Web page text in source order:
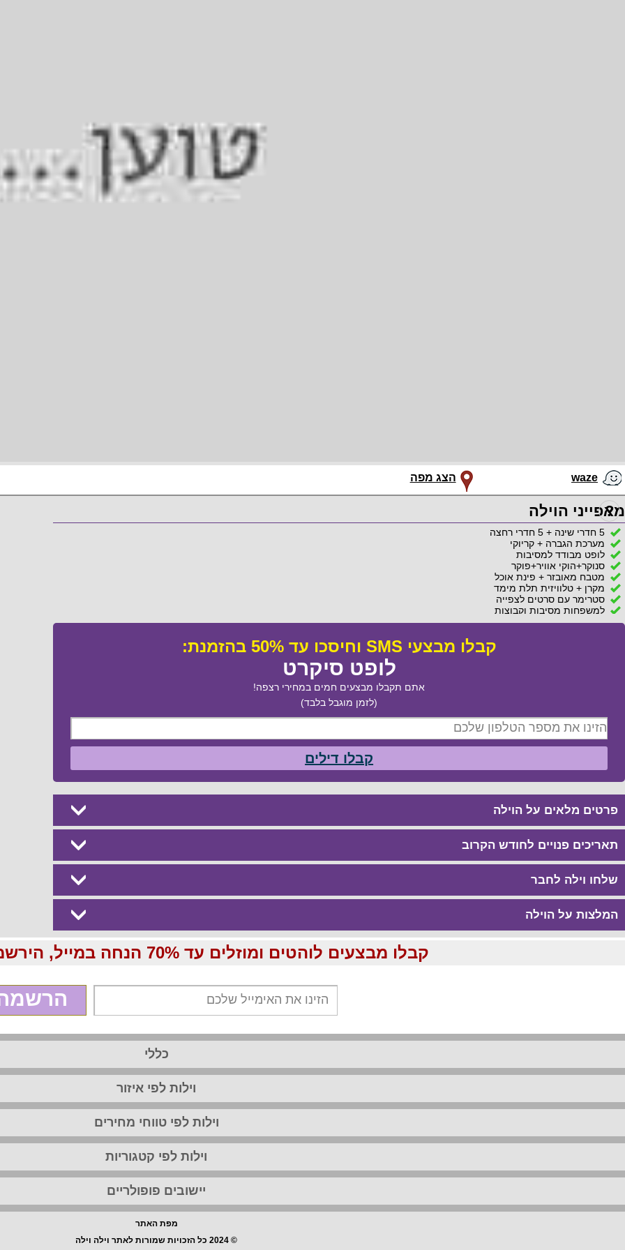
waze הצג מפה
?
מאפייני הוילה
5 חדרי שינה + 5 חדרי רחצה
מערכת הגברה + קריוקי
לופט מבודד למסיבות
סנוקר+הוקי אוויר+פוקר
מטבח מאובזר + פינת אוכל
מקרן + טלוויזית תלת מימד
סטרימר עם סרטים לצפייה
למשפחות מסיבות וקבוצות
קבלו מבצעי SMS וחיסכו עד 50% בהזמנת:
לופט סיקרט
אתם תקבלו מבצעים חמים במחירי רצפה!
(לזמן מוגבל בלבד)
קבלו דילים
פרטים מלאים על הוילה
תאריכים פנויים לחודש הקרוב
שלחו וילה לחבר
המלצות על הוילה
קבלו מבצעים לוהטים ומוזלים עד 70% הנחה במייל, הירשמו עכשיו בחינם:
כללי
וילות לפי איזור
וילות לפי טווחי מחירים
וילות לפי קטגוריות
יישובים פופולריים
מפת האתר
© 2024 כל הזכויות שמורות לאתר וילה וילה